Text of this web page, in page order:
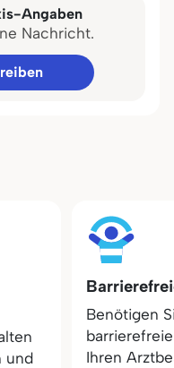
Angaben
Nachricht.
und
Benötigen
Ihren